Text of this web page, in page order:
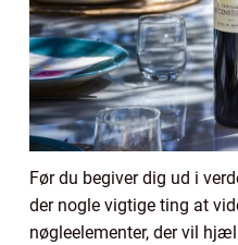
Før du begiver dig ud i
der nogle vigtige ting at
nøgleelementer, der vil